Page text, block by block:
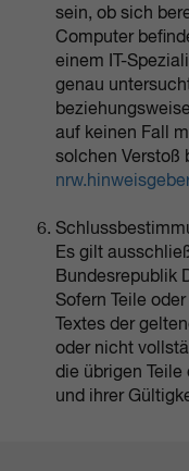
sein, ob sich
Computer
einem IT-
genau
auf keinen Fall
solchen Verstoß
Es gilt
Bundesrepublik
Sofern Teile
Textes der
oder nicht
die übrigen
und ihrer